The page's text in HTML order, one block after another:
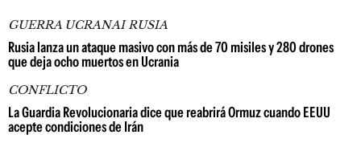
GUERRA UCRANAI RUSIA
Rusia lanza un ataque masivo con más de 70 misiles y 280 drones
que deja ocho muertos en Ucrania
CONFLICTO
La Guardia Revolucionaria dice que reabrirá Ormuz cuando EEUU
acepte condiciones de Irán